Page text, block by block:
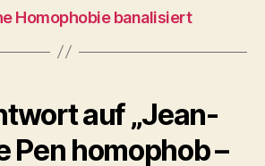
Homophobie banalisiert
auf „Jean-
Pen homophob –